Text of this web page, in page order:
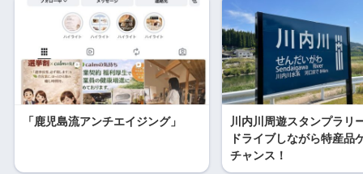
「鹿児島流アンチエイジング」
川内川周遊スタンプラリ
ドライブしながら特産品
チャンス！